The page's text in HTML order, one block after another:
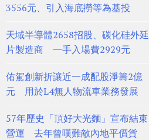
3556元、引入海底撈等為基投
天域半導體2658招股、碳化硅外延
片製造商 一手入場費2929元
佑駕創新折讓近一成配股淨籌2億
元 用於L4無人物流車業務發展
57年歷史「頂好大光麵」宣布結束
營運 去年曾嘆難敵內地平價貨